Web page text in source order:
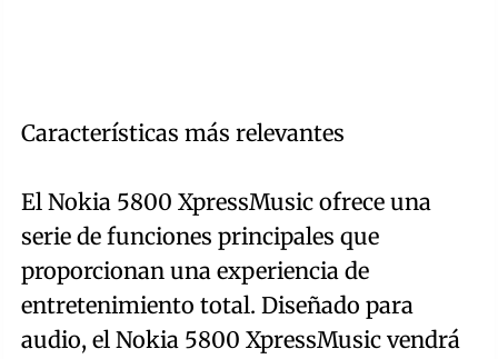
Características más relevantes
El Nokia 5800 XpressMusic ofrece una
serie de funciones principales que
proporcionan una experiencia de
entretenimiento total. Diseñado para
audio, el Nokia 5800 XpressMusic vendrá